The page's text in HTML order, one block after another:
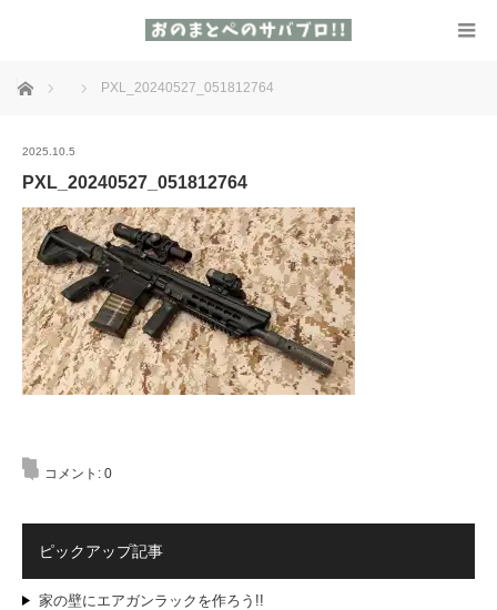
ホーム PXL_20240527_051812764
2025.10.5
PXL_20240527_051812764
コメント: 0
ピックアップ記事
家の壁にエアガンラックを作ろう!!